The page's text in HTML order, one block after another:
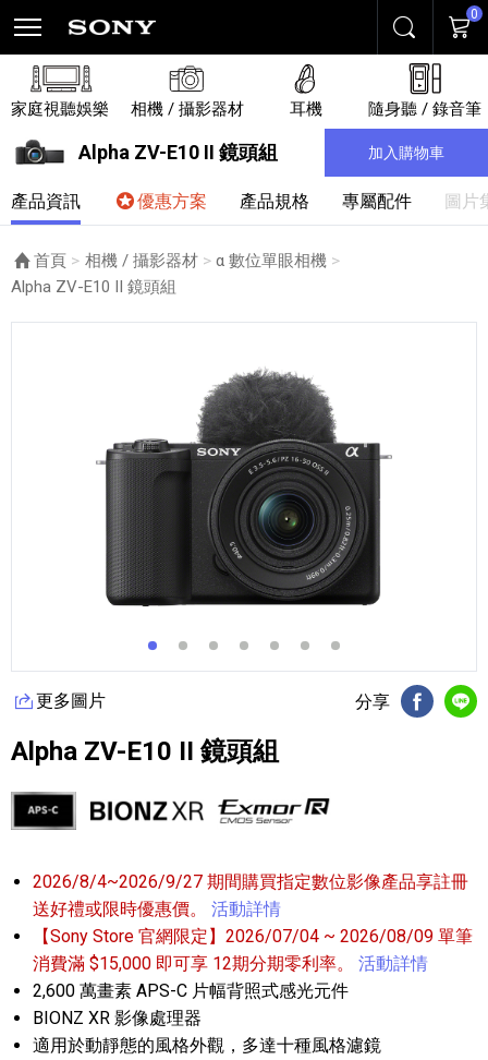
搜尋 購物
0
家庭視聽娛樂 相機 / 攝影器材 耳機 隨身聽 / 錄音筆
Alpha ZV-E10 II 鏡頭組 加入購物車
產品資訊 優惠方案 產品規格 專屬配件 圖片
首頁 相機 / 攝影器材
α 數位單眼相機
目前頁面：
Alpha ZV-E10 II 鏡頭組
更多圖片 分享
FB分享
Alpha ZV-E10 II 鏡頭組
2026/8/4~2026/9/27 期間購買指定數位影像產品享註冊
送好禮或限時優惠價。
活動詳情
【Sony Store 官網限定】2026/07/04 ~ 2026/08/09 單筆
消費滿 $15,000 即可享 12期分期零利率。
活動詳情
2,600 萬畫素 APS-C 片幅背照式感光元件
BIONZ XR 影像處理器
適用於動靜態的風格外觀，多達十種風格濾鏡